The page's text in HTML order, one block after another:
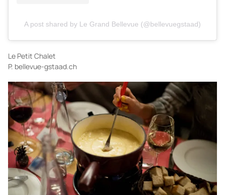
A post shared by Le Grand Bellevue (@bellevuegstaad)
Le Petit Chalet
P. bellevue-gstaad.ch